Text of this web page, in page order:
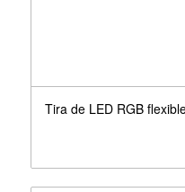
Tira de LED RGB